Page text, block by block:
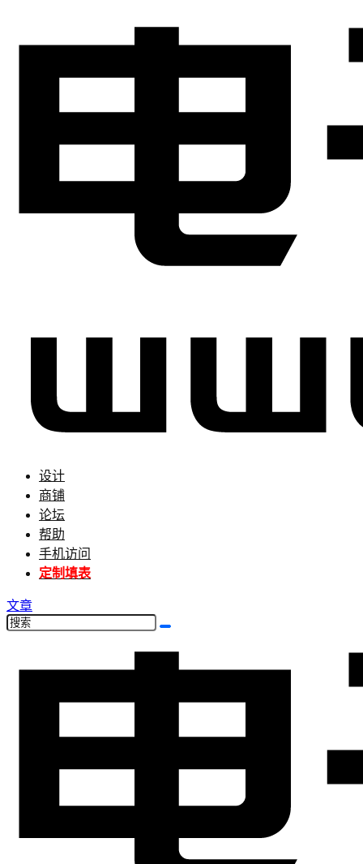
设计
商铺
论坛
帮助
手机访问
定制填表
文章